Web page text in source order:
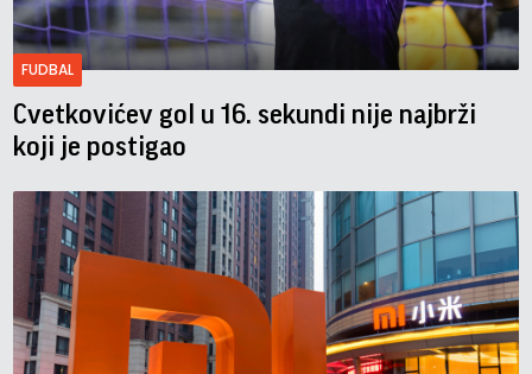
FUDBAL
Cvetkovićev gol u 16. sekundi nije najbrži
koji je postigao